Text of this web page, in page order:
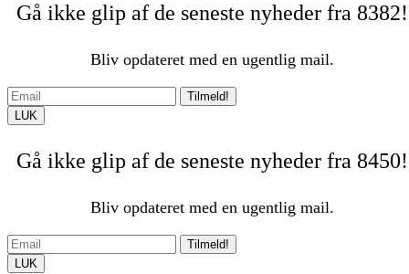
Gå ikke glip af de seneste nyheder fra 8382!
Bliv opdateret med en ugentlig mail.
Tilmeld!
LUK
Gå ikke glip af de seneste nyheder fra 8450!
Bliv opdateret med en ugentlig mail.
Tilmeld!
LUK